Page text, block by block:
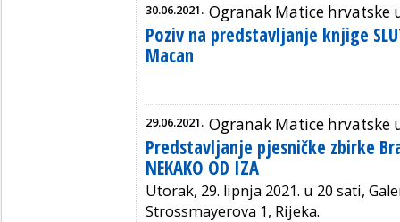
30.06.2021. Ogranak Matice hrvatske
Poziv na predstavljanje knjige
Macan
29.06.2021. Ogranak Matice hrvatske
Predstavljanje pjesničke zbirke
NEKAKO OD IZA
Utorak, 29. lipnja 2021. u 20 sati,
Strossmayerova 1, Rijeka.